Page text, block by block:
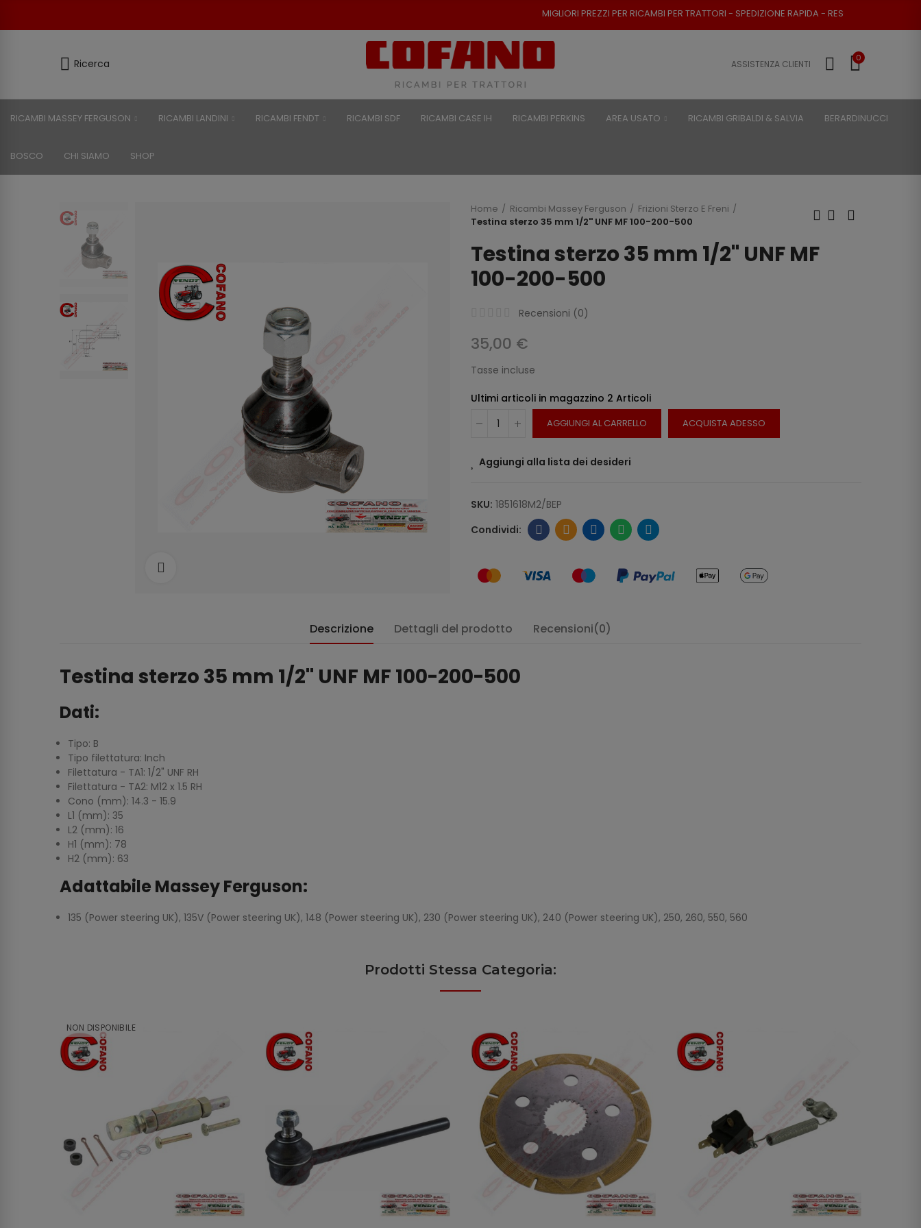
MIGLIORI PREZZI PER RICAMBI PER TRATTORI - SPEDIZIONE RAPIDA - RESO POSSIBILE
Ricerca ASSISTENZA CLIENTI
0
RICAMBI MASSEY FERGUSON RICAMBI LANDINI RICAMBI FENDT RICAMBI SDF RICAMBI CASE IH RICAMBI PERKINS AREA USATO RICAMBI GRIBALDI & SALVIA BERARDINUCCI
BOSCO CHI SIAMO SHOP
Home Ricambi Massey Ferguson
Frizioni Sterzo E Freni
Testina sterzo 35 mm 1/2'' UNF MF 100-200-500
Testina sterzo 35 mm 1/2'' UNF MF
100-200-500
Recensioni (0)
35,00 €
Tasse incluse
Ultimi articoli in magazzino 2 Articoli
AGGIUNGI AL CARRELLO ACQUISTA ADESSO
Aggiungi alla lista dei desideri
SKU: 1851618M2/BEP
Descrizione Dettagli del prodotto Recensioni(0)
Testina sterzo 35 mm 1/2'' UNF MF 100-200-500
Dati:
Tipo: B
Tipo filettatura: Inch
Filettatura - TA1: 1/2" UNF RH
Filettatura - TA2: M12 x 1.5 RH
Cono (mm): 14.3 - 15.9
L1 (mm): 35
L2 (mm): 16
H1 (mm): 78
H2 (mm): 63
Adattabile Massey Ferguson:
135 (Power steering UK), 135V (Power steering UK), 148 (Power steering UK), 230 (Power steering UK), 240 (Power steering UK), 250, 260, 550, 560
Prodotti Stessa Categoria:
NON DISPONIBILE